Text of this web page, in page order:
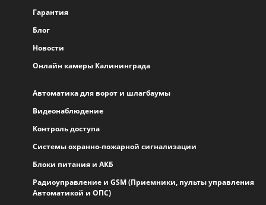
Гарантия
Блог
Новости
Онлайн камеры Калининграда
Автоматика для ворот и шлагбаумы
Видеонаблюдение
Контроль доступа
Системы охранно-пожарной сигнализации
Блоки питания и АКБ
Радиоуправление и GSM (Приемники, пульты управления
Автоматикой и ОПС)